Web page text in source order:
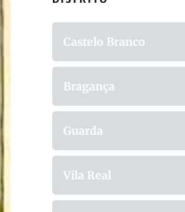
Castelo Branco
Bragança
Guarda
Vila Real